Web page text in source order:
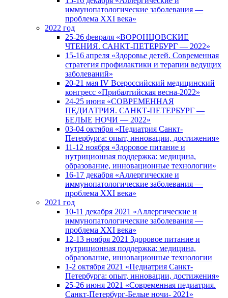
иммунопатологические заболевания —
проблема XXI века»
2022 год
25-26 февраля «ВОРОНЦОВСКИЕ
ЧТЕНИЯ. САНКТ-ПЕТЕРБУРГ — 2022»
15-16 апреля «Здоровье детей. Современная
стратегия профилактики и терапии ведущих
заболеваний»
20-21 мая IV Всероссийский медицинский
конгресс «Прибалтийская весна-2022»
24-25 июня «СОВРЕМЕННАЯ
ПЕДИАТРИЯ. САНКТ-ПЕТЕРБУРГ —
БЕЛЫЕ НОЧИ — 2022»
03-04 октября «Педиатрия Санкт-
Петербурга: опыт, инновации, достижения»
11-12 ноября «Здоровое питание и
нутриционная поддержка: медицина,
образование, инновационные технологии»
16-17 декабря «Аллергические и
иммунопатологические заболевания —
проблема XXI века»
2021 год
10-11 декабря 2021 «Аллергические и
иммунопатологические заболевания —
проблема XXI века»
12-13 ноября 2021 Здоровое питание и
нутриционная поддержка: медицина,
образование, инновационные технологии
1-2 октября 2021 «Педиатрия Санкт-
Петербурга: опыт, инновации, достижения»
25-26 июня 2021 «Современная педиатрия.
Санкт-Петербург-Белые ночи- 2021»